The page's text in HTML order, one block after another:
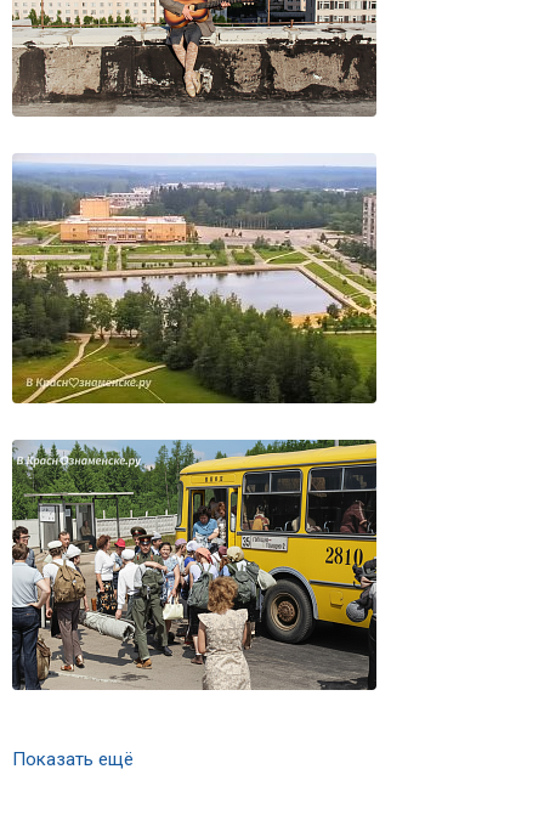
Показать ещё